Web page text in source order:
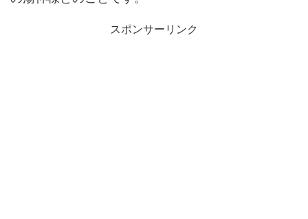
スポンサーリンク